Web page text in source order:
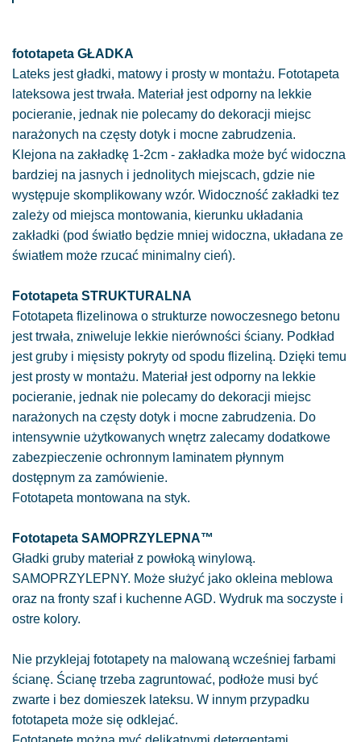
fototapeta GŁADKA
Lateks jest gładki, matowy i prosty w montażu. Fototapeta
lateksowa jest trwała. Materiał jest odporny na lekkie
pocieranie, jednak nie polecamy do dekoracji miejsc
narażonych na częsty dotyk i mocne zabrudzenia.
Klejona na zakładkę 1-2cm - zakładka może być widoczna
bardziej na jasnych i jednolitych miejscach, gdzie nie
występuje skomplikowany wzór. Widoczność zakładki tez
zależy od miejsca montowania, kierunku układania
zakładki (pod światło będzie mniej widoczna, układana ze
światłem może rzucać minimalny cień).
Fototapeta STRUKTURALNA
Fototapeta flizelinowa o strukturze nowoczesnego betonu
jest trwała, zniweluje lekkie nierówności ściany. Podkład
jest gruby i mięsisty pokryty od spodu flizeliną. Dzięki temu
jest prosty w montażu. Materiał jest odporny na lekkie
pocieranie, jednak nie polecamy do dekoracji miejsc
narażonych na częsty dotyk i mocne zabrudzenia. Do
intensywnie użytkowanych wnętrz zalecamy dodatkowe
zabezpieczenie ochronnym laminatem płynnym
dostępnym za zamówienie.
Fototapeta montowana na styk.
Fototapeta SAMOPRZYLEPNA™
Gładki gruby materiał z powłoką winylową.
SAMOPRZYLEPNY. Może służyć jako okleina meblowa
oraz na fronty szaf i kuchenne AGD. Wydruk ma soczyste i
ostre kolory.
Nie przyklejaj fototapety na malowaną wcześniej farbami
ścianę. Ścianę trzeba zagruntować, podłoże musi być
zwarte i bez domieszek lateksu. W innym przypadku
fototapeta może się odklejać.